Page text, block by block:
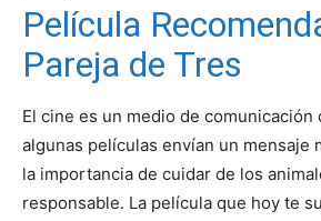
Perros
–
Razas
Película
Pareja de Tres
El cine es un medio de comunicación
algunas películas envían un mensaje
la importancia de cuidar de los
responsable. La película que hoy te